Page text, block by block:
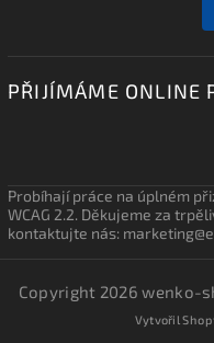
PŘIJÍMÁME ONLINE
Probíhají práce na úplném
WCAG 2.2. Děkujeme za
kontaktujte nás:
Copyright 2026wenko-
Vytvořil